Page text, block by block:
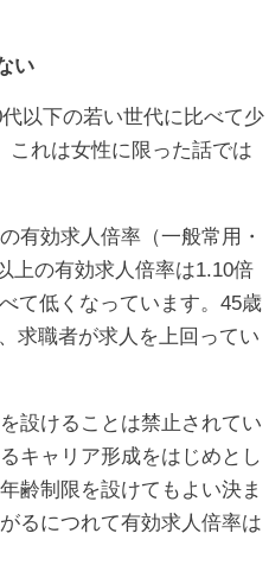
い
以下の若い世代に比べて少
これは女性に限った話では
有効求人倍率（一般常用・
上の有効求人倍率は1.10倍
て低くなっています。45歳
求職者が求人を上回ってい
設けることは禁止されてい
キャリア形成をはじめとし
齢制限を設けてもよい決ま
るにつれて有効求人倍率は